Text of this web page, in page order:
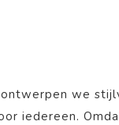
we
iedereen.